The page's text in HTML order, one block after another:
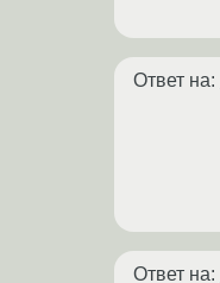
Ответ на:
Ответ на: